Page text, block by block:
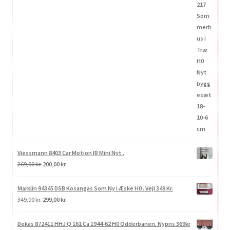
Viessmann 8403 Car Motion IR Mini Nyt .
269,00kr. Den
pris
var:
200,00kr.Den
pris
er:
Marklin 94345 DSB Kosangas Som Ny i Æske H0 . Vejl 349 Kr.
349,00kr. Den
pris
299,00kr.Den
pris
Dekas 872411 HHJ Q 161 Ca 1944-62 H0 Odderbanen. Nypris 369kr